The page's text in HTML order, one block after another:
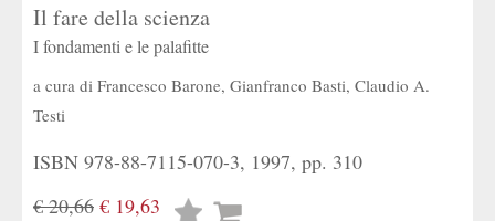
Il fare della scienza
I fondamenti e le palafitte
a cura di Francesco Barone, Gianfranco Basti, Claudio A.
Testi
ISBN 978-88-7115-070-3, 1997, pp. 310
€ 20,66 € 19,63
Lista